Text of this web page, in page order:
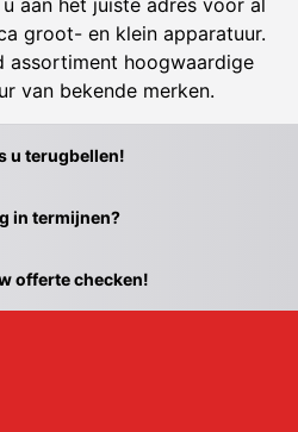
aan het juiste adres voor al
groot- en klein apparatuur.
assortiment hoogwaardige
van bekende merken.
u terugbellen!
in termijnen?
offerte checken!